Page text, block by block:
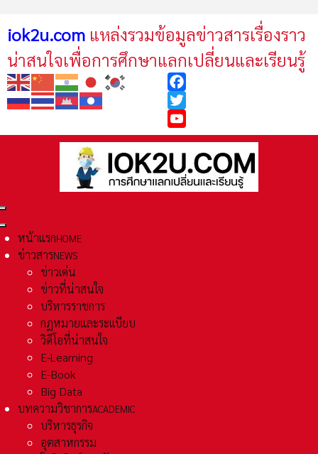
iok2u.com แหล่งรวมข้อมูลข่าวสารเรื่องราว
น่าสนใจเพื่อการศึกษาแลกเปลี่ยนและเรียนรู้
Facebook
Twitter
YouTube
หน้าแรกHOME
ข่าวสารNEWS
ข่าวเด่น
ข่าวที่น่าสนใจ
บริหารราชการ
กฏหมายและระเเบียบ
วิดีโอที่น่าสนใจ
E-Learning
E-Book
Big Data
บทความวิชาการACADEMIC
บริหารธุรกิจ
อุตสาหกรรม